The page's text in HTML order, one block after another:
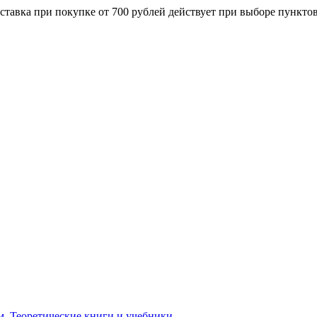
при покупке от 700 рублей действует при выборе